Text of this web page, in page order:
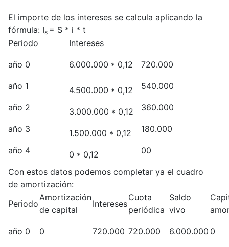
El importe de los intereses se calcula aplicando la
fórmula: Is = S * i * t
Periodo
Intereses
año 0 6.000.000 * 0,12 720.000
año 1 4.500.000 * 0,12 540.000
año 2 3.000.000 * 0,12 360.000
año 3 1.500.000 * 0,12 180.000
año 4 0 * 0,12 00
Con estos datos podemos completar ya el cuadro
de amortización:
Periodo
Amortización
de capital
Intereses
Cuota
periódica
Saldo
vivo
año 0 0 720.000 720.000 6.000.000 0